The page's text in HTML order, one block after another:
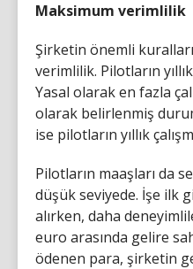
Maksimum verimlilik
Şirketin önemli
verimlilik. Pilotların
Yasal olarak en fazla
olarak belirlenmiş
ise pilotların yıllık
Pilotların maaşları da
düşük seviyede. İşe ilk
alırken, daha
euro arasında gelire
ödenen para, şirketin